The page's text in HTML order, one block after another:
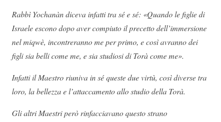
Rabbì Yochanàn diceva infatti tra sé e sé: «Quando le figlie di
Israele escono dopo aver compiuto il precetto dell’immersione
nel miqwè, incontreranno me per primo, e così avranno dei
figli sia belli come me, e sia studiosi di Torà come me».
Infatti il Maestro riuniva in sé queste due virtù, così diverse tra
loro, la bellezza e l’attaccamento allo studio della Torà.
Gli altri Maestri però rinfacciavano questo strano